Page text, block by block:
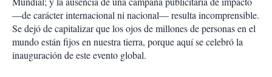
—de carácter internacional ni nacional— resulta incomprensible.
Se dejó de capitalizar que los ojos de millones de personas en el
mundo están fijos en nuestra tierra, porque aquí se celebró la
inauguración de este evento global.